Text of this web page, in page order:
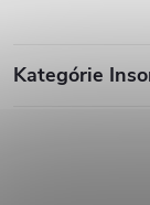
Kategórie